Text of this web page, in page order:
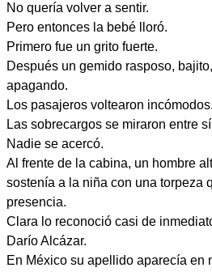
No quería volver a sentir.
Pero entonces la bebé lloró.
Primero fue un grito fuerte.
Después un gemido rasposo,
apagando.
Los pasajeros voltearon incómodos.
Las sobrecargos se miraron entre
Nadie se acercó.
Al frente de la cabina, un hombre
sostenía a la niña con una torpeza
presencia.
Clara lo reconoció casi de
Darío Alcázar.
En México su apellido aparecía en